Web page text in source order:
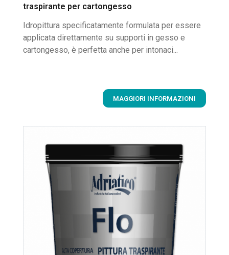
traspirante per cartongesso
Idropittura specificatamente formulata per essere
applicata direttamente su supporti in gesso e
cartongesso, è perfetta anche per intonaci...
MAGGIORI INFORMAZIONI